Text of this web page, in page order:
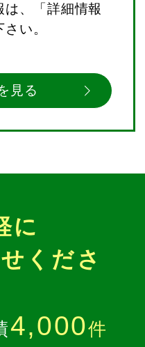
、「詳細情報
い。
見る
に
くださ
4,000件